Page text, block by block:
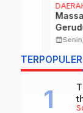
Massa
Geruduk
Lamongan,
Keadilan
Demo
Senin, 1 Sep
…
TERPOPULER